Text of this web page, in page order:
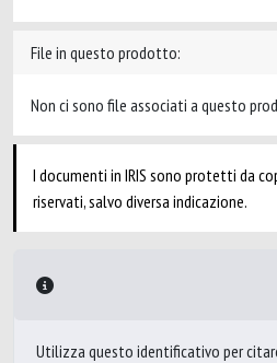
File in questo prodotto:
Non ci sono file associati a questo
I documenti in IRIS sono protetti da
riservati, salvo diversa indicazione.
Utilizza questo identificativo per